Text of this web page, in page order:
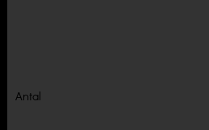
Antal